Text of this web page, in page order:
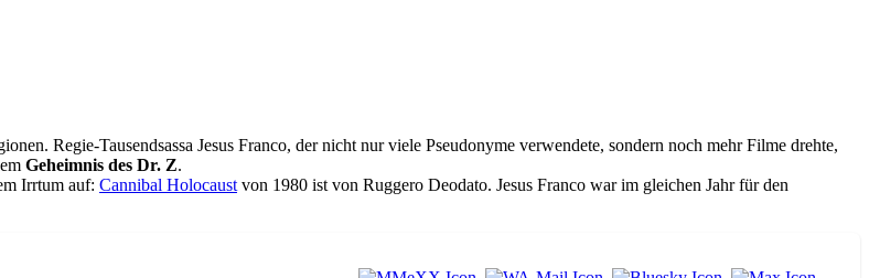
Regie-Tausendsassa Jesus Franco, der nicht nur viele Pseudonyme verwendete, sondern noch mehr Filme drehte,
Geheimnis des Dr. Z.
Irrtum auf: Cannibal Holocaustvon 1980 ist von Ruggero Deodato. Jesus Franco war im gleichen Jahr für den